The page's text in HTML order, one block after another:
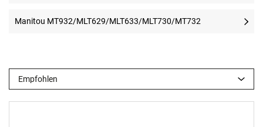
Manitou MT932/MLT629/MLT633/MLT730/MT732